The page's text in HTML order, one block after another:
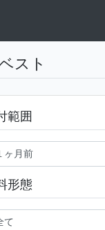
スト
範囲
形態